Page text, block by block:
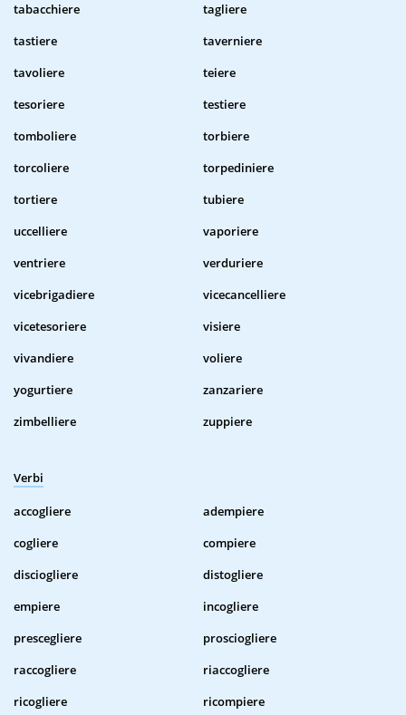
tabacchiere
tagliere
tastiere
taverniere
tavoliere
teiere
tesoriere
testiere
tomboliere
torbiere
torcoliere
torpediniere
tortiere
tubiere
uccelliere
vaporiere
ventriere
verduriere
vicebrigadiere
vicecancelliere
vicetesoriere
visiere
vivandiere
voliere
yogurtiere
zanzariere
zimbelliere
zuppiere
Verbi
accogliere
adempiere
cogliere
compiere
disciogliere
distogliere
empiere
incogliere
prescegliere
prosciogliere
raccogliere
riaccogliere
ricogliere
ricompiere